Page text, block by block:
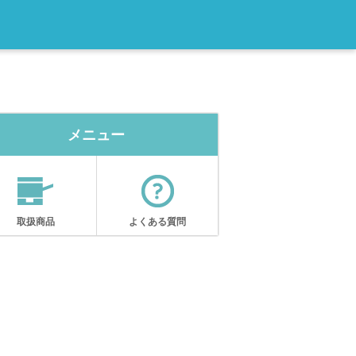
メニュー
取扱商品 よくある質問